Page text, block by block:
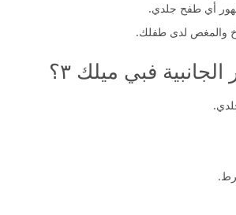
أي طفح جلدي.
والمغص لدى طفلك.
فبي ميلك ٣؟